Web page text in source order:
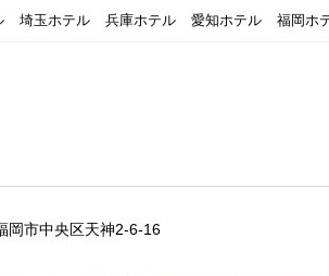
埼玉ホテル 兵庫ホテル 愛知ホテル 福岡ホ
岡市中央区天神2-6-16